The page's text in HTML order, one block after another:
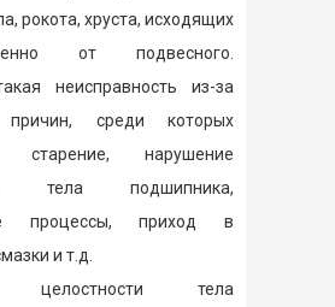
рокота, хруста, исходящих
от подвесного.
неисправность из-за
причин, среди которых
старение, нарушение
тела подшипника,
процессы, приход в
и т.д.
целостности тела